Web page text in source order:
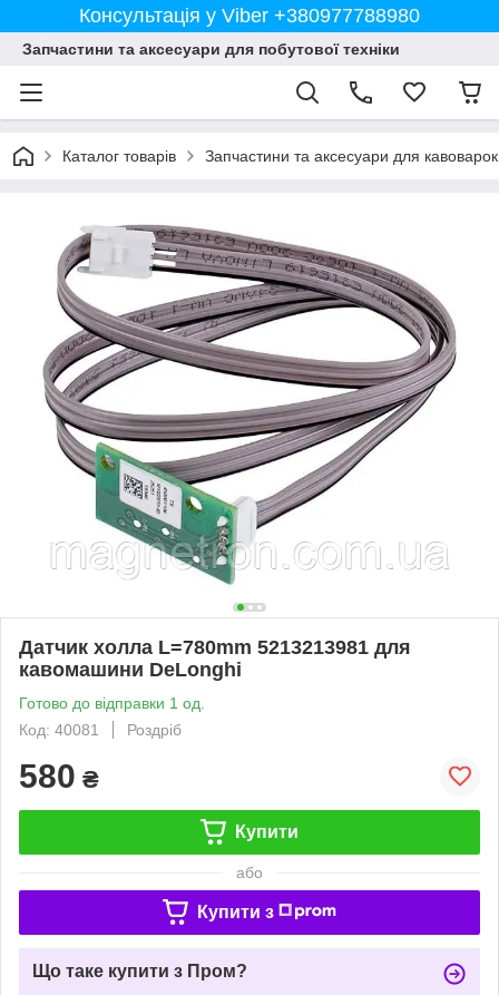
Консультація у Viber +380977788980
Запчастини та аксесуари для побутової техніки
Каталог товарів Запчастини та аксесуари для
Датчик холла L=780mm 5213213981 для
кавомашини DeLonghi
Готово до відправки 1 од.
Код: 40081
Роздріб
580 ₴
Купити
або
Купити з
Що таке купити з Пром?